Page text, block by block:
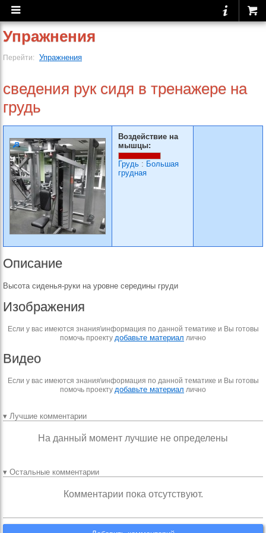
Упражнения
Перейти: Упражнения
сведения рук сидя в тренажере на
грудь
Воздействие на
мышцы:
Грудь : Большая
грудная
Описание
Высота сиденья-руки на уровне середины груди
Изображения
Если у вас имеются знания\информация по данной тематике и Вы готовы
помочь проекту добавьте материал лично
Видео
Если у вас имеются знания\информация по данной тематике и Вы готовы
помочь проекту добавьте материал лично
▾ Лучшие комментарии
На данный момент лучшие не определены
▾ Остальные комментарии
Комментарии пока отсутствуют.